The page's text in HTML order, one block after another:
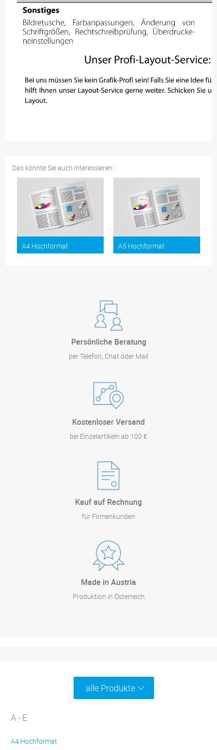
Das könnte Sie auch interessieren:
A4 Hochformat A5 Hochformat
Persönliche Beratung
per Telefon, Chat oder Mail
Kostenloser Versand
bei Einzelartikeln ab 100 €
Kauf auf Rechnung
für Firmenkunden
Made in Austria
Produktion in Österreich
alle Produkte
A - E
A4 Hochformat